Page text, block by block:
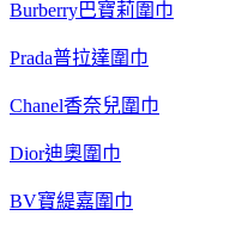
Burberry巴寶莉圍巾
Prada普拉達圍巾
Chanel香奈兒圍巾
Dior迪奧圍巾
BV寶緹嘉圍巾